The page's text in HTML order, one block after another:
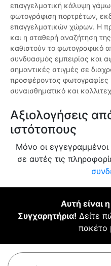
επαγγελματική κάλυψη
φωτογράφιση πορτρέτων,
επαγγελματικών χώρων. Η
και η σταθερή αναζήτηση
καθιστούν το φωτογραφικό
συνδυασμός εμπειρίας και
σημαντικές στιγμές σε
προσφέροντας φωτογραφίες
συναισθηματικό και
Αξιολογήσεις
ιστότοπους
Μόνο οι
σε αυτές τις
Αυτή είναι
Συγχαρητήρια! Δείτε
πακέτο